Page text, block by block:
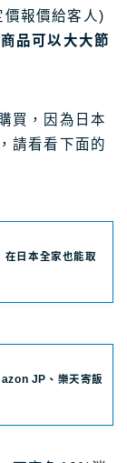
報價給客人)
品可以大大節
買，因為日本
請看看下面的
在日本全家也能取
JP、樂天寄飯